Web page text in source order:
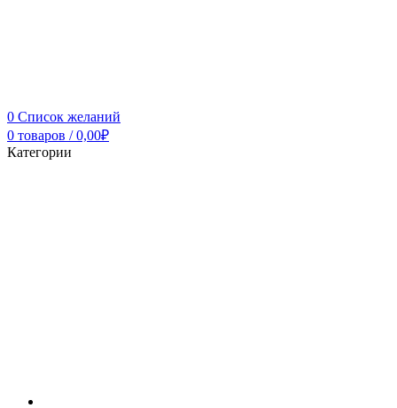
0 Список желаний
0 товаров / 0,00₽
Категории